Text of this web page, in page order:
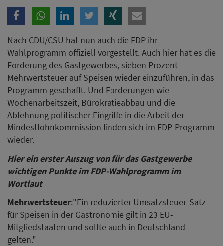
Nach CDU/CSU hat nun auch die FDP ihr
Wahlprogramm offiziell vorgestellt. Auch hier hat es die
Forderung des Gastgewerbes, sieben Prozent
Mehrwertsteuer auf Speisen wieder einzuführen, in das
Programm geschafft. Und Forderungen wie
Wochenarbeitszeit, Bürokratieabbau und die
Ablehnung politischer Eingriffe in die Arbeit der
Mindestlohnkommission finden sich im FDP-Programm
wieder.
Hier ein erster Auszug von für das Gastgewerbe
wichtigen Punkte im FDP-Wahlprogramm im
Wortlaut
Mehrwertsteuer:"Ein reduzierter Umsatzsteuer-Satz
für Speisen in der Gastronomie gilt in 23 EU-
Mitgliedstaaten und sollte auch in Deutschland
gelten."